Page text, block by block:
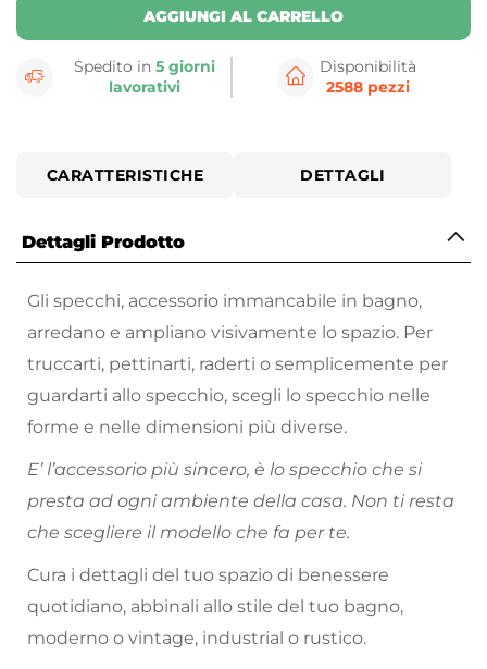
AGGIUNGI AL CARRELLO
Spedito in5 giorni
lavorativi
Disponibilità
2588 pezzi
CARATTERISTICHE DETTAGLI
Dettagli Prodotto
Gli specchi, accessorio immancabile in bagno,
arredano e ampliano visivamente lo spazio. Per
truccarti, pettinarti, raderti o semplicemente per
guardarti allo specchio, scegli lo specchio nelle
forme e nelle dimensioni più diverse.
E’ l’accessorio più sincero, è lo specchio che si
presta ad ogni ambiente della casa. Non ti resta
che scegliere il modello che fa per te.
Cura i dettagli del tuo spazio di benessere
quotidiano, abbinali allo stile del tuo bagno,
moderno o vintage, industrial o rustico.